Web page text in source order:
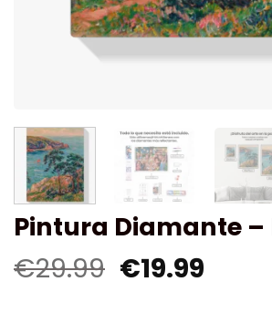
Pintura Diamante –
€29.99 €19.99